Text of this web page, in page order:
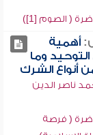
( الصوم [1])
أهمية
وما
أنواع الشرك
ناصر الدين
( فرصة